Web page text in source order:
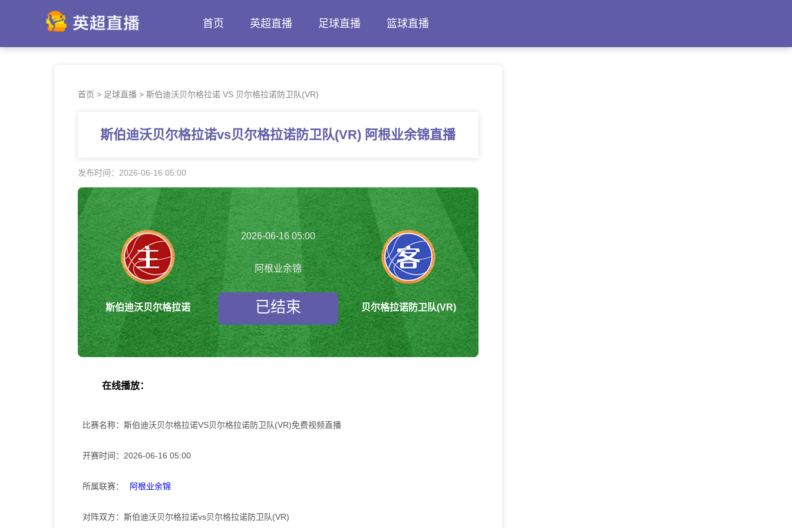
首页 英超直播 足球直播 篮球直播
首页 > 足球直播 > 斯伯迪沃贝尔格拉诺 VS 贝尔格拉诺防卫队(VR)
斯伯迪沃贝尔格拉诺vs贝尔格拉诺防卫队(VR) 阿根业余锦直播
发布时间：2026-06-16 05:00
斯伯迪沃贝尔格拉诺
2026-06-16 05:00
阿根业余锦
已结束 贝尔格拉诺防卫队(VR)
在线播放：
比赛名称： 斯伯迪沃贝尔格拉诺VS贝尔格拉诺防卫队(VR)免费视频直播
开赛时间： 2026-06-16 05:00
所属联赛： 阿根业余锦
对阵双方： 斯伯迪沃贝尔格拉诺vs贝尔格拉诺防卫队(VR)